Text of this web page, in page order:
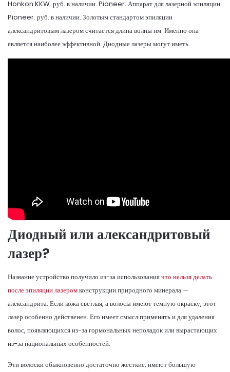
Honkon KKW. руб. в наличии. Pioneer. Аппарат для лазерной эпиляции
Pioneer. руб. в наличии. Золотым стандартом эпиляции
александритовым лазером считается длина волны нм. Именно она
является наиболее эффективной. Диодные лазеры могут иметь.
Диодный или александритовый
лазер?
Название устройство получило из-за использованиячто нельзя делать
после эпиляции лазеромконструкции природного минерала —
александрита. Если кожа светлая, а волосы имеют темную окраску, этот
лазер особенно действенен. Его имеет смысл применять и для удаления
волос, появляющихся из-за гормональных неполадок или вырастающих
из-за национальных особенностей.
Эти волоски обыкновенно достаточно жесткие, имеют большую